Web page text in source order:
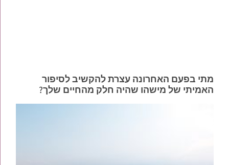
מתי בפעם האחרונה עצרת להקשיב לסיפור
האמיתי של מישהו שהיה חלק מהחיים שלך?